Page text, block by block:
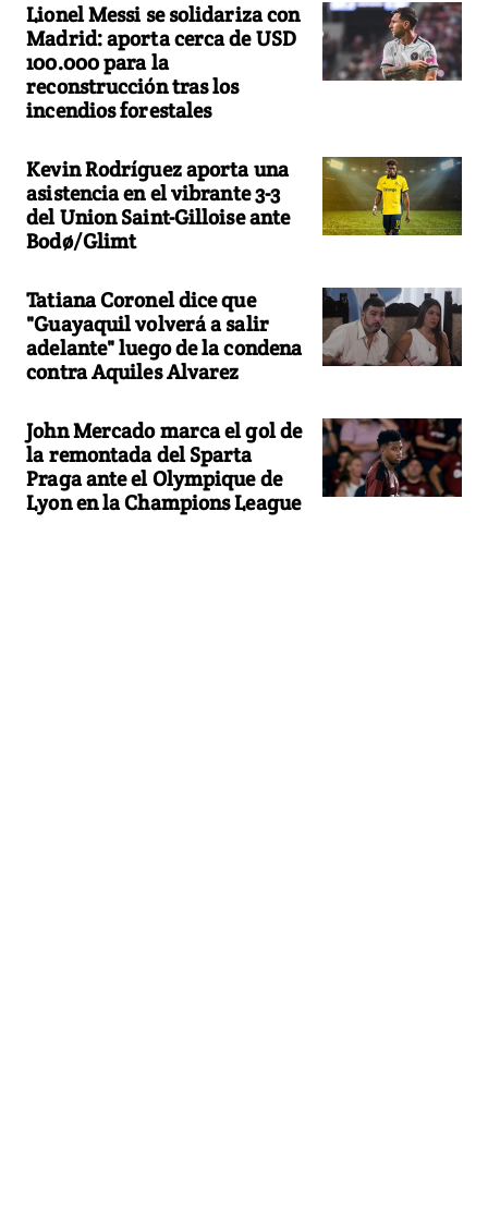
Lionel Messi se solidariza con
Madrid: aporta cerca de USD
100.000 para la
reconstrucción tras los
incendios forestales
Kevin Rodríguez aporta una
asistencia en el vibrante 3-3
del Union Saint-Gilloise ante
Bodø/Glimt
Tatiana Coronel dice que
"Guayaquil volverá a salir
adelante" luego de la condena
contra Aquiles Alvarez
John Mercado marca el gol de
la remontada del Sparta
Praga ante el Olympique de
Lyon en la Champions League